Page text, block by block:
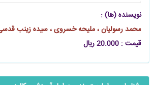
نویسنده (ها) :
محمد رسولیان ، ملیحه خسروی ، سیده زینب
قیمت : 20.000 ریال